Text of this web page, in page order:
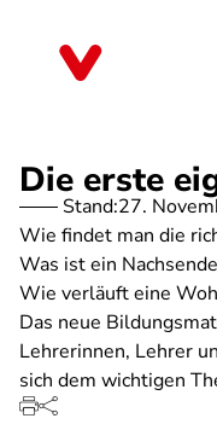
Die erste
Stand:27.
Wie findet man die
Was ist ein
Wie verläuft eine
Das neue
Lehrerinnen, Lehrer
sich dem wichtigen